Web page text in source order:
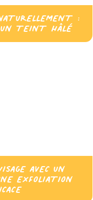
:
TEINT HÂLÉ
AVEC UN
EXFOLIATION